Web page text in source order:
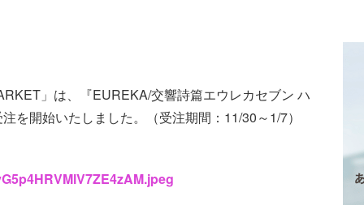
」は、『EUREKA/交響詩篇エウレカセブン ハ
を開始いたしました。（受注期間：11/30～1/7）